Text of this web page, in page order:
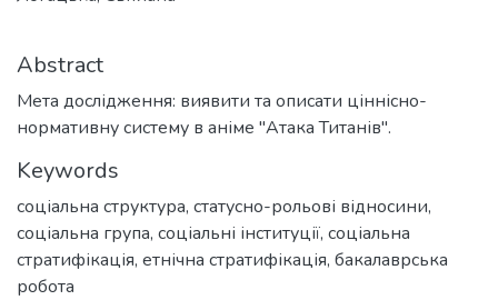
Abstract
Мета дослідження: виявити та описати ціннісно-
нормативну систему в аніме "Атака Титанів".
Keywords
соціальна структура, статусно-рольові відносини,
соціальна група, соціальні інституції, соціальна
стратифікація, етнічна стратифікація, бакалаврська
робота